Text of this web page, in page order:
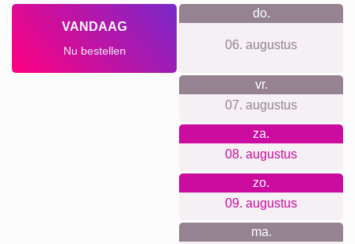
Huisdier-Rouw
Waar we voor staan
Privacy en transparantie staan bij ons hoog in het vaandel.